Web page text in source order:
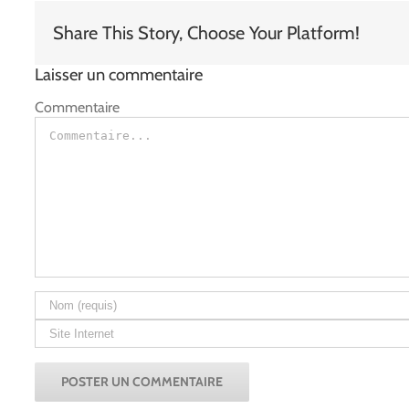
Share This Story, Choose Your Platform!
Laisser un commentaire
Commentaire